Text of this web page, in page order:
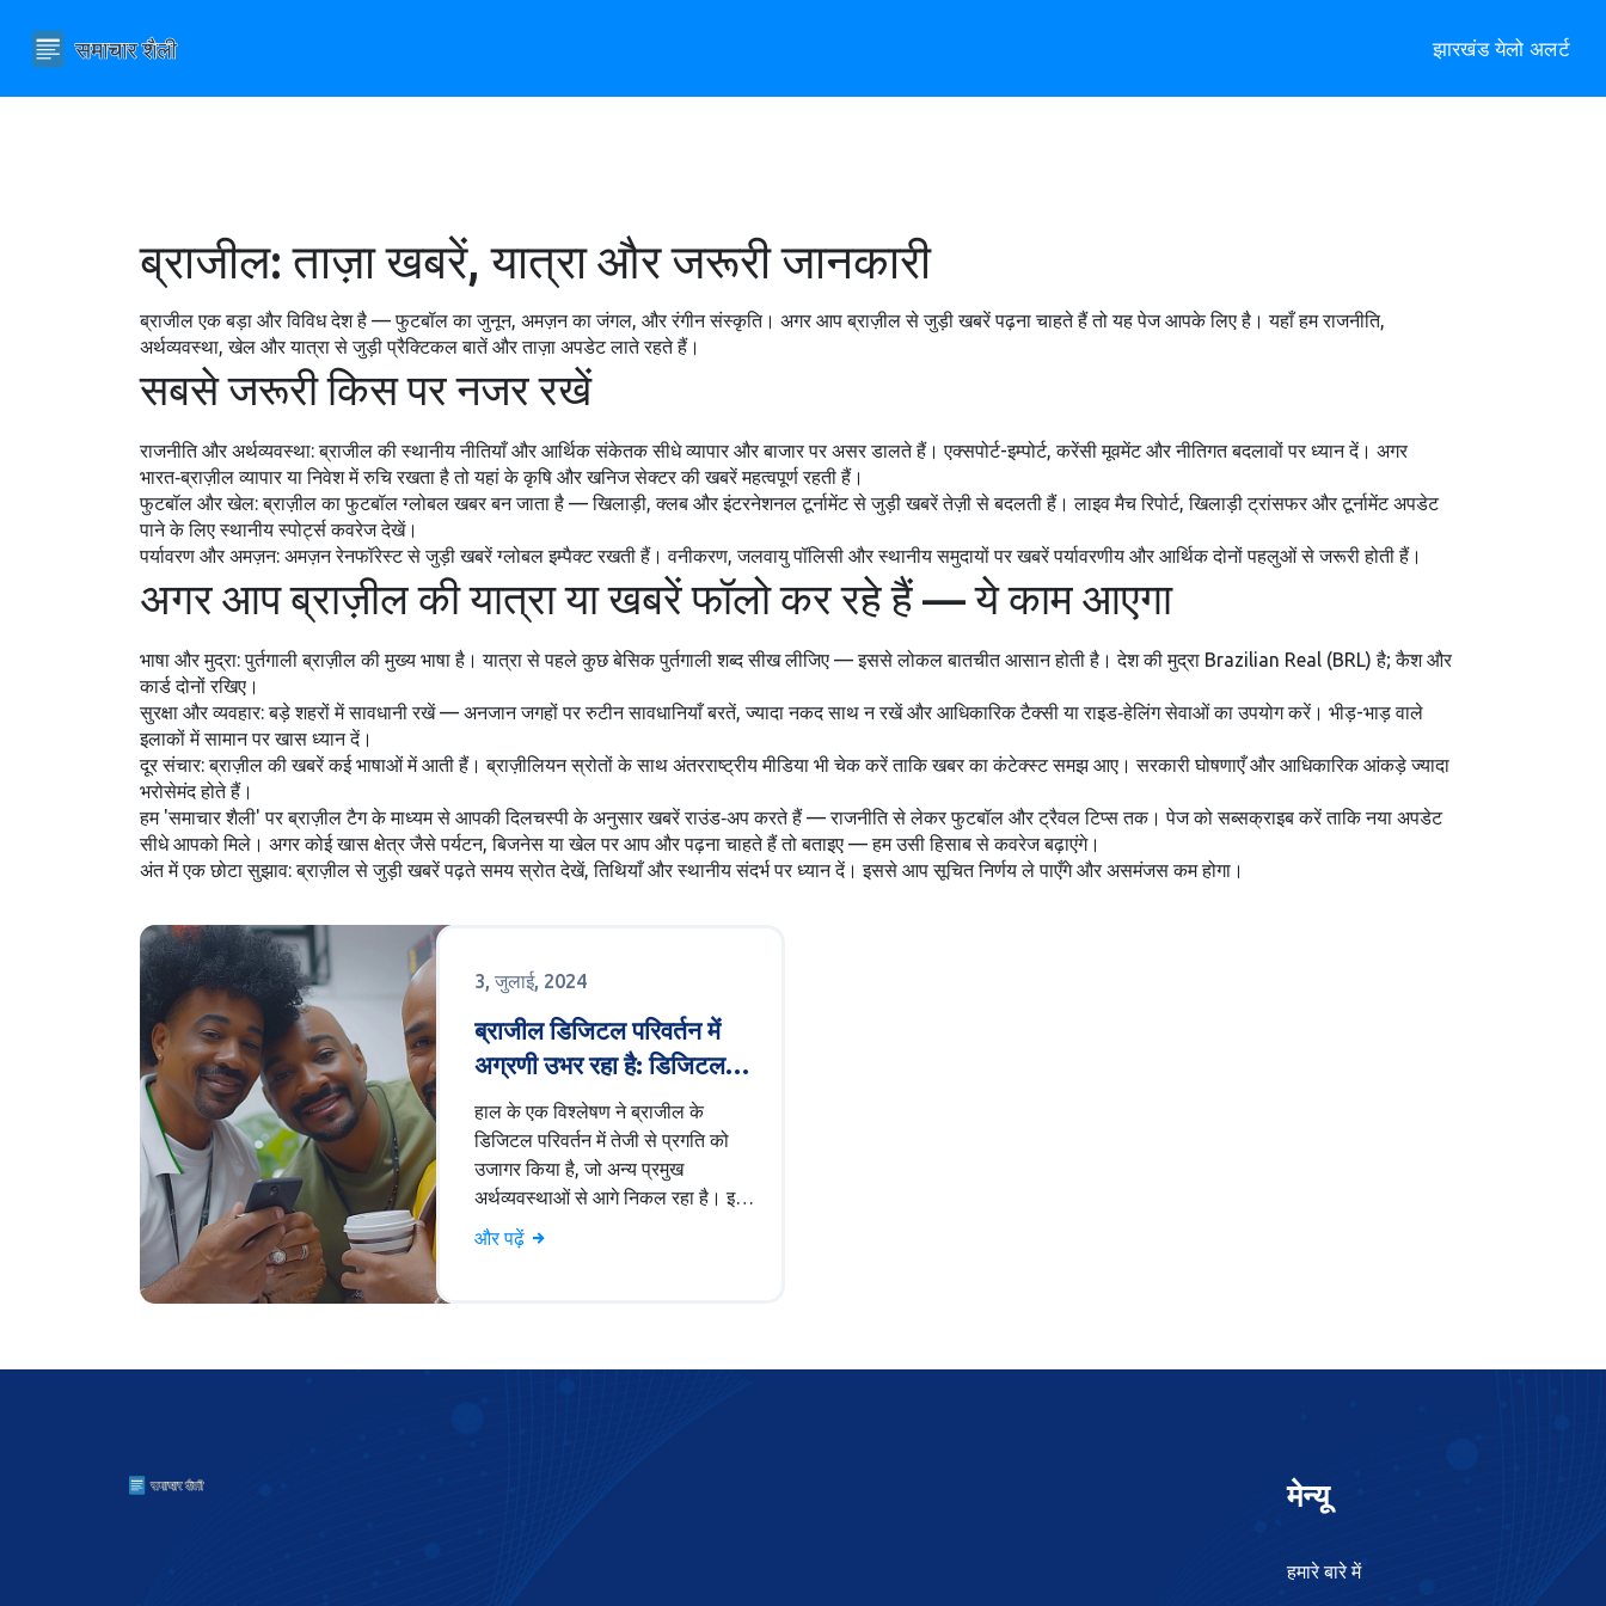
झारखंड येलो अलर्ट
ब्राजील: ताज़ा खबरें, यात्रा और जरूरी जानकारी
ब्राजील एक बड़ा और विविध देश है — फुटबॉल का जुनून, अमज़न का जंगल, और रंगीन संस्कृति। अगर आप ब्राज़ील से जुड़ी खबरें पढ़ना चाहते हैं तो यह पेज आपके लिए है। यहाँ हम राजनीति,
अर्थव्यवस्था, खेल और यात्रा से जुड़ी प्रैक्टिकल बातें और ताज़ा अपडेट लाते रहते हैं।
सबसे जरूरी किस पर नजर रखें
राजनीति और अर्थव्यवस्था: ब्राजील की स्थानीय नीतियाँ और आर्थिक संकेतक सीधे व्यापार और बाजार पर असर डालते हैं। एक्सपोर्ट-इम्पोर्ट, करेंसी मूवमेंट और नीतिगत बदलावों पर ध्यान दें। अगर
भारत‑ब्राज़ील व्यापार या निवेश में रुचि रखता है तो यहां के कृषि और खनिज सेक्टर की खबरें महत्वपूर्ण रहती हैं।
फुटबॉल और खेल: ब्राज़ील का फुटबॉल ग्लोबल खबर बन जाता है — खिलाड़ी, क्लब और इंटरनेशनल टूर्नामेंट से जुड़ी खबरें तेज़ी से बदलती हैं। लाइव मैच रिपोर्ट, खिलाड़ी ट्रांसफर और टूर्नामेंट अपडेट
पाने के लिए स्थानीय स्पोर्ट्स कवरेज देखें।
पर्यावरण और अमज़न: अमज़न रेनफॉरेस्ट से जुड़ी खबरें ग्लोबल इम्पैक्ट रखती हैं। वनीकरण, जलवायु पॉलिसी और स्थानीय समुदायों पर खबरें पर्यावरणीय और आर्थिक दोनों पहलुओं से जरूरी होती हैं।
अगर आप ब्राज़ील की यात्रा या खबरें फॉलो कर रहे हैं — ये काम आएगा
भाषा और मुद्रा: पुर्तगाली ब्राज़ील की मुख्य भाषा है। यात्रा से पहले कुछ बेसिक पुर्तगाली शब्द सीख लीजिए — इससे लोकल बातचीत आसान होती है। देश की मुद्रा Brazilian Real (BRL) है; कैश और
कार्ड दोनों रखिए।
सुरक्षा और व्यवहार: बड़े शहरों में सावधानी रखें — अनजान जगहों पर रुटीन सावधानियाँ बरतें, ज्यादा नकद साथ न रखें और आधिकारिक टैक्सी या राइड‑हेलिंग सेवाओं का उपयोग करें। भीड़-भाड़ वाले
इलाकों में सामान पर खास ध्यान दें।
दूर संचार: ब्राज़ील की खबरें कई भाषाओं में आती हैं। ब्राज़ीलियन स्रोतों के साथ अंतरराष्ट्रीय मीडिया भी चेक करें ताकि खबर का कंटेक्स्ट समझ आए। सरकारी घोषणाएँ और आधिकारिक आंकड़े ज्यादा
भरोसेमंद होते हैं।
हम 'समाचार शैली' पर ब्राज़ील टैग के माध्यम से आपकी दिलचस्पी के अनुसार खबरें राउंड‑अप करते हैं — राजनीति से लेकर फुटबॉल और ट्रैवल टिप्स तक। पेज को सब्सक्राइब करें ताकि नया अपडेट
सीधे आपको मिले। अगर कोई खास क्षेत्र जैसे पर्यटन, बिजनेस या खेल पर आप और पढ़ना चाहते हैं तो बताइए — हम उसी हिसाब से कवरेज बढ़ाएंगे।
अंत में एक छोटा सुझाव: ब्राज़ील से जुड़ी खबरें पढ़ते समय स्रोत देखें, तिथियाँ और स्थानीय संदर्भ पर ध्यान दें। इससे आप सूचित निर्णय ले पाएँगे और असमंजस कम होगा।
3, जुलाई, 2024
ब्राजील डिजिटल परिवर्तन में
अग्रणी उभर रहा है: डिजिटल
अर्थव्यवस्था में तेजी
हाल के एक विश्लेषण ने ब्राजील के
डिजिटल परिवर्तन में तेजी से प्रगति को
उजागर किया है, जो अन्य प्रमुख
अर्थव्यवस्थाओं से आगे निकल रहा है। इस
वृद्धि का श्रेय मजबूत सरकारी समर्थन,
डिजिटल अवसंरचना में बढ़ी हुई निवेश और
देश की डिजिटल अर्थव्यवस्था को आगे
और पढ़ें
मेन्यू
हमारे बारे में